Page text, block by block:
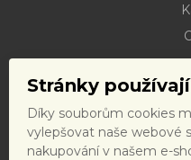
Stránky
Díky souborům cookies
vylepšovat naše webové
nakupování v našem e-